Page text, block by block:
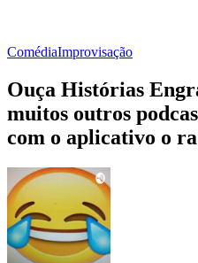
ComédiaImprovisação
Ouça Histórias
muitos outros
com o aplicativo o